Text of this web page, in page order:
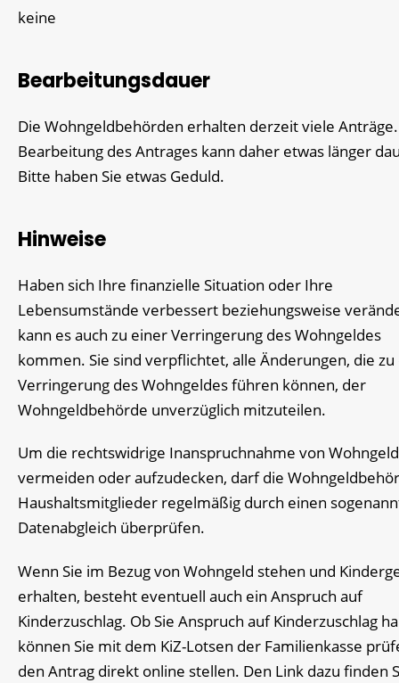
keine
Bearbeitungsdauer
Die Wohngeldbehörden erhalten derzeit viele
Bearbeitung des Antrages kann daher etwas länger
Bitte haben Sie etwas Geduld.
Hinweise
Haben sich Ihre finanzielle Situation oder Ihre
Lebensumstände verbessert beziehungsweise
kann es auch zu einer Verringerung des Wohngeldes
kommen. Sie sind verpflichtet, alle Änderungen, die
Verringerung des Wohngeldes führen können, der
Wohngeldbehörde unverzüglich mitzuteilen.
Um die rechtswidrige Inanspruchnahme von
vermeiden oder aufzudecken, darf die
Haushaltsmitglieder regelmäßig durch einen
Datenabgleich überprüfen.
Wenn Sie im Bezug von Wohngeld stehen und
erhalten, besteht eventuell auch ein Anspruch auf
Kinderzuschlag. Ob Sie Anspruch auf Kinderzuschlag
können Sie mit dem KiZ-Lotsen der Familienkasse
den Antrag direkt online stellen. Den Link dazu finden